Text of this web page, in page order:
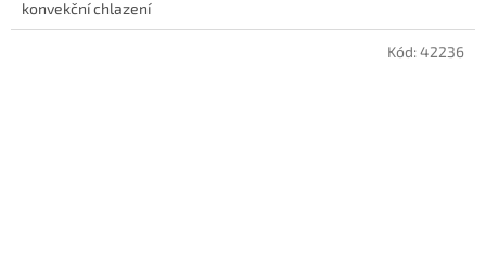
konvekční chlazení
Kód:42236